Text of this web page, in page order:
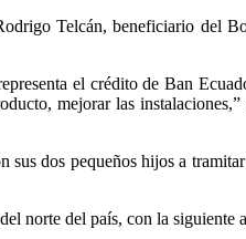
Telcán, beneficiario del
el crédito de Ban
mejorar las
dos pequeños hijos a
norte del país, con la siguiente